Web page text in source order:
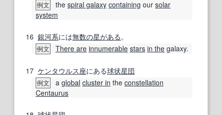
例文 the spiral galaxy containing our solar
system
16 銀河系には無数の星がある 。
例文 There are innumerable stars in the galaxy.
17 ケンタウルス座にある球状星団
例文 a global cluster in the constellation
Centaurus